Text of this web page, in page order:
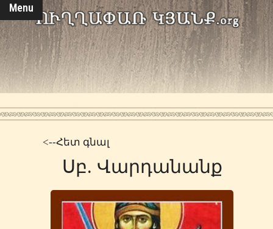
Menu
<--Հետ գնալ
Սբ. Վարդանանք